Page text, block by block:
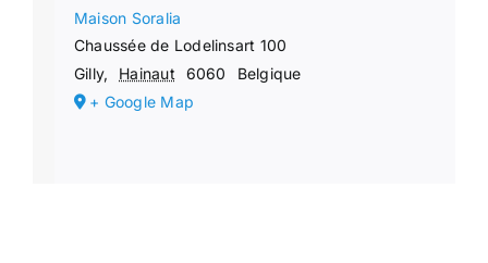
Maison Soralia
Chaussée de Lodelinsart 100
Gilly, Hainaut 6060
Belgique
+ Google Map